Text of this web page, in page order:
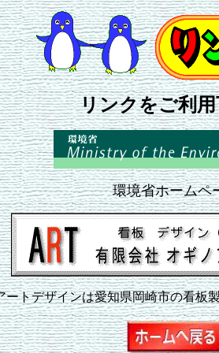
リンクをご利
環境省ホームペ
ートデザインは愛知県岡崎市の看板